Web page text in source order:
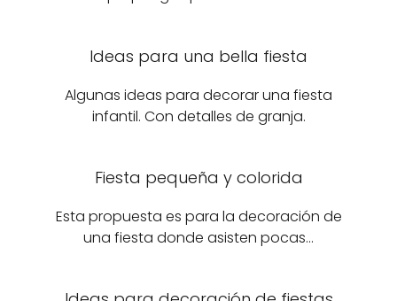
Ideas para una bella fiesta
Algunas ideas para decorar una fiesta
infantil. Con detalles de granja.
Fiesta pequeña y colorida
Esta propuesta es para la decoración de
una fiesta donde asisten pocas…